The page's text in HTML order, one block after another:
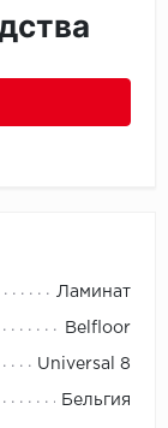
Lucky Floor
Made in Belgium
Next Step
Novafloor
Ламинат
Belfloor
Universal 8
Бельгия